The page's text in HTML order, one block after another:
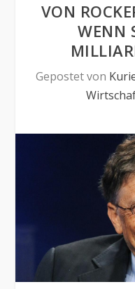
VON
WENN
Gepostet von